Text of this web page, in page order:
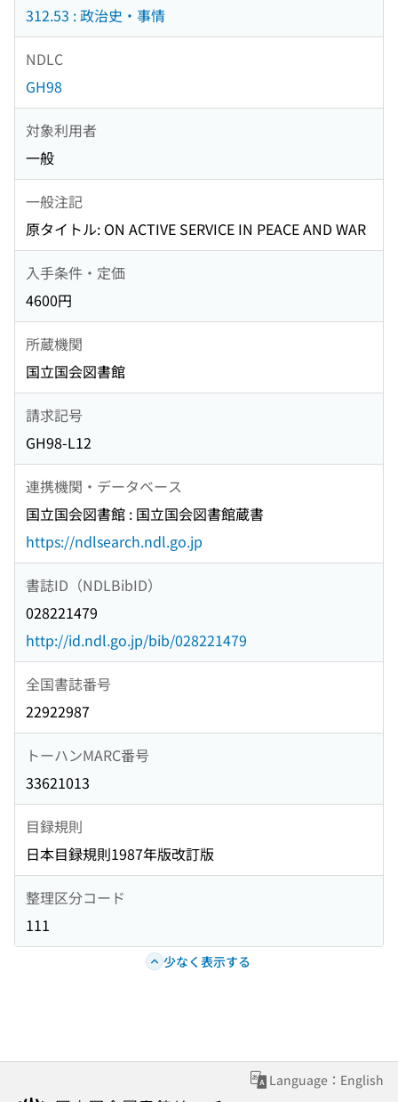
312.53 : 政治史・事情
NDLC
GH98
対象利用者
一般
一般注記
原タイトル: ON ACTIVE SERVICE IN PEACE AND WAR
入手条件・定価
4600円
所蔵機関
国立国会図書館
請求記号
GH98-L12
連携機関・データベース
国立国会図書館 : 国立国会図書館蔵書
https://ndlsearch.ndl.go.jp
書誌ID（NDLBibID）
028221479
http://id.ndl.go.jp/bib/028221479
全国書誌番号
22922987
トーハンMARC番号
33621013
目録規則
日本目録規則1987年版改訂版
整理区分コード
111
少なく表示する
Language：English